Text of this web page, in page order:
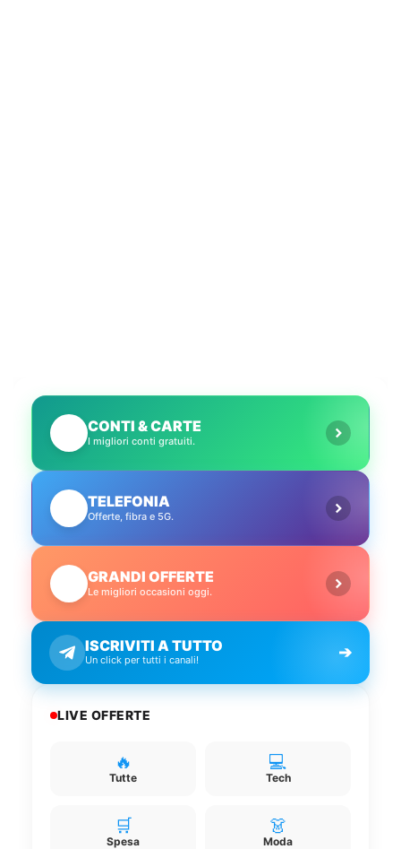
CONTI & CARTE
I migliori conti gratuiti.
TELEFONIA
Offerte, fibra e 5G.
GRANDI OFFERTE
Le migliori occasioni oggi.
ISCRIVITI A TUTTO
Un click per tutti i canali! ➔
LIVE OFFERTE
🔥
Tutte
💻
Tech
🛒
Spesa
👗
Moda